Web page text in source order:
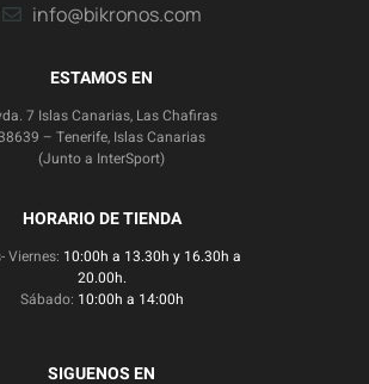
info@bikronos.com
ESTAMOS EN
7 Islas Canarias, Las Chafiras
– Tenerife, Islas Canarias
(Junto a InterSport)
HORARIO DE TIENDA
Viernes: 10:00h a 13.30h y 16.30h a
20.00h.
Sábado: 10:00h a 14:00h
SIGUENOS EN